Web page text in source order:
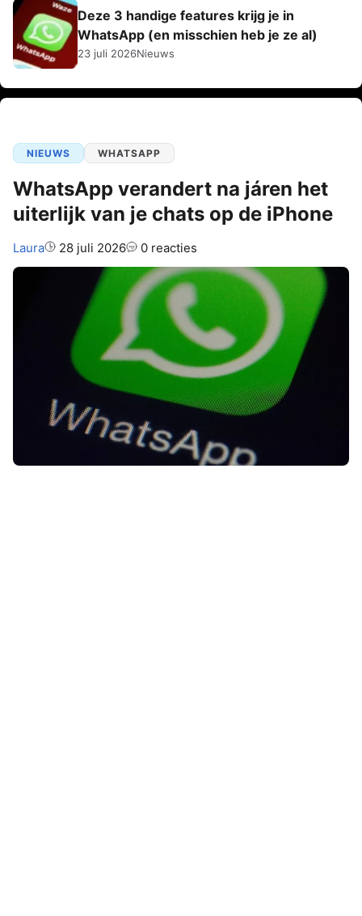
Deze 3 handige features krijg je in
WhatsApp (en misschien heb je ze al)
23 juli 2026Nieuws
NIEUWS WHATSAPP
WhatsApp verandert na járen het
uiterlijk van je chats op de iPhone
Auteur:
Laura 28 juli 2026 0 reacties